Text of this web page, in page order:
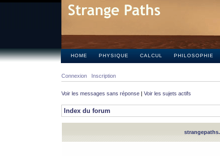
HOME PHYSIQUE CALCUL PHILOSOPHIE
Connexion Inscription
Voir les messages sans réponse | Voir les sujets actifs
Index du forum